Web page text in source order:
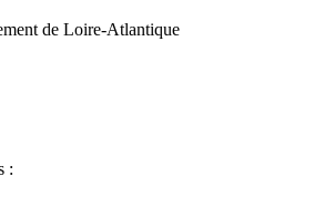
de Loire-Atlantique
: